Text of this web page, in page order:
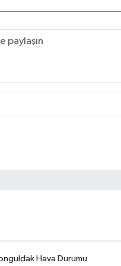
Hava Durumu